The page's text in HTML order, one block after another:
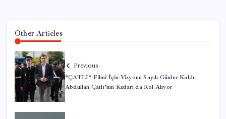
Other Articles
Previous
“ÇATLI” Filmi İçin Vizyona Sayılı Günler Kaldı:
Abdullah Çatlı’nın Kızları da Rol Alıyor